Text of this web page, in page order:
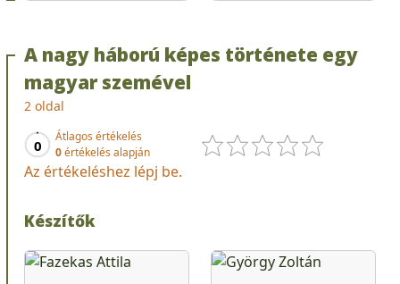
A nagy háború képes története egy
magyar szemével
2 oldal
0
Átlagos értékelés
0értékelés alapján
Az értékeléshez lépj be.
Készítők